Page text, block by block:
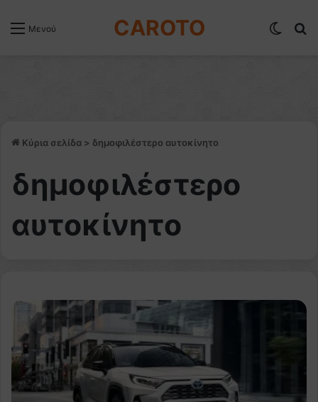
Μενού CAROTO
Κύρια σελίδα > δημοφιλέστερο αυτοκίνητο
δημοφιλέστερο
αυτοκίνητο